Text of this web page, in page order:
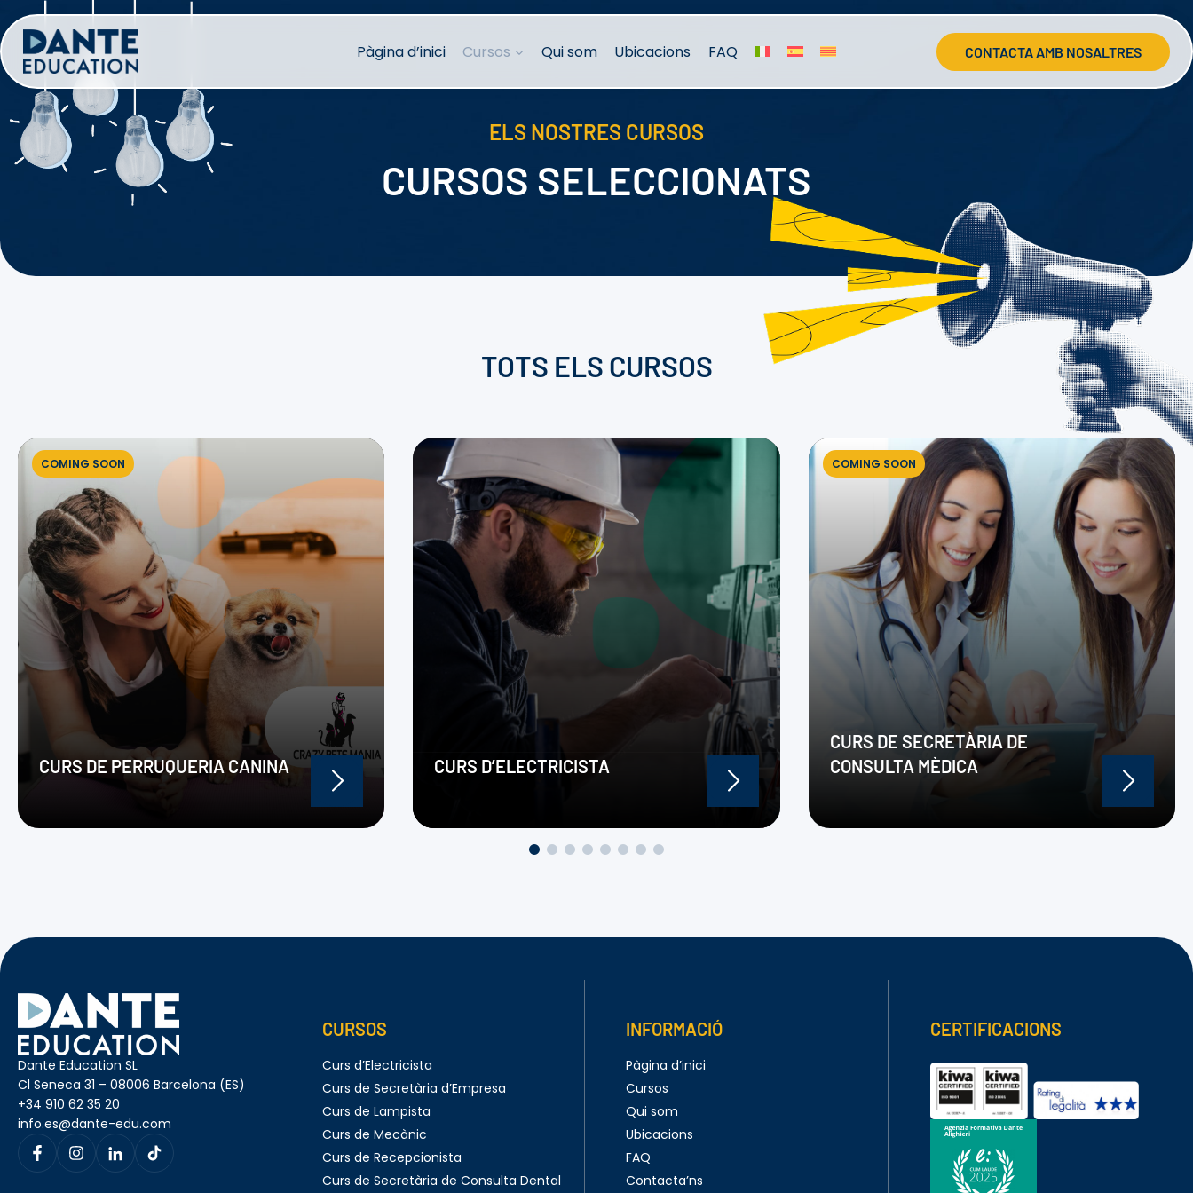
Vés
al
contingut
Pàgina d’inici Cursos Qui som Ubicacions FAQ CONTACTA AMB NOSALTRES
ELS NOSTRES CURSOS
CURSOS SELECCIONATS
TOTS ELS CURSOS
COMING SOON
CURS DE PERRUQUERIA CANINA CURS D’ELECTRICISTA
COMING SOON
CURS DE SECRETÀRIA DE
CONSULTA MÈDICA
Dante Education SL
Cl Seneca 31 – 08006 Barcelona (ES)
+34 910 62 35 20
info.es@dante-edu.com
CURSOS
Curs d’Electricista
Curs de Secretària d’Empresa
Curs de Lampista
Curs de Mecànic
Curs de Recepcionista
Curs de Secretària de Consulta Dental
INFORMACIÓ
Pàgina d’inici
Cursos
Qui som
Ubicacions
FAQ
Contacta’ns
CERTIFICACIONS